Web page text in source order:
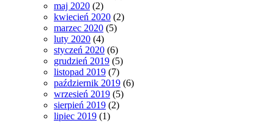
maj 2020 (2)
kwiecień 2020 (2)
marzec 2020 (5)
luty 2020 (4)
styczeń 2020 (6)
grudzień 2019 (5)
listopad 2019 (7)
październik 2019 (6)
wrzesień 2019 (5)
sierpień 2019 (2)
lipiec 2019 (1)